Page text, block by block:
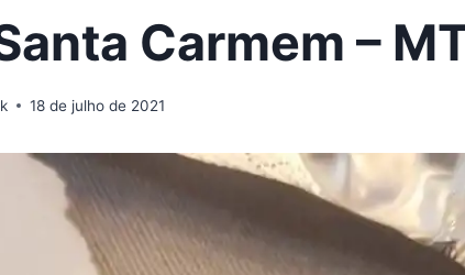
Carmem –
18 de julho de 2021